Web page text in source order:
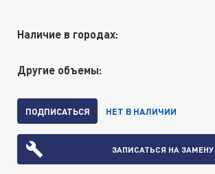
Наличие в городах:
Другие объемы:
ПОДПИСАТЬСЯ НЕТ В НАЛИЧИИ
ЗАПИСАТЬСЯ НА ЗАМЕНУ